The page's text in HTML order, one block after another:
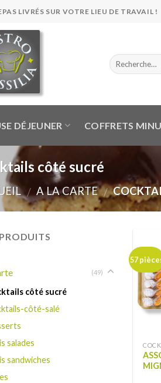
LIVRÉS SUR VOTRE LIEU DE TRAVAIL !
DÉJEUNER COFFRETS
côté sucré
/ A LA CARTE /
(49)
côté sucré
côté-salé
salades
sandwiches
57